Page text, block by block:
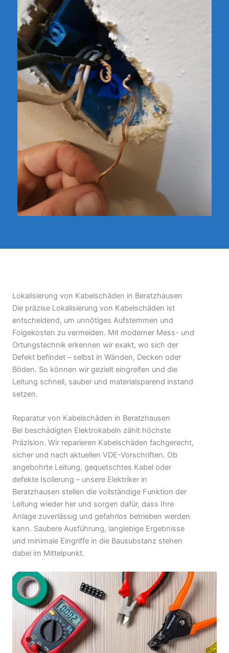
Lokalisierung von Kabelschäden in Beratzhausen
Die präzise Lokalisierung von Kabelschäden ist
entscheidend, um unnötiges Aufstemmen und
Folgekosten zu vermeiden. Mit moderner Mess- und
Ortungstechnik erkennen wir exakt, wo sich der
Defekt befindet – selbst in Wänden, Decken oder
Böden. So können wir gezielt eingreifen und die
Leitung schnell, sauber und materialsparend instand
setzen.
Reparatur von Kabelschäden in Beratzhausen
Bei beschädigten Elektrokabeln zählt höchste
Präzision. Wir reparieren Kabelschäden fachgerecht,
sicher und nach aktuellen VDE-Vorschriften. Ob
angebohrte Leitung, gequetschtes Kabel oder
defekte Isolierung – unsere Elektriker in
Beratzhausen stellen die vollständige Funktion der
Leitung wieder her und sorgen dafür, dass Ihre
Anlage zuverlässig und gefahrlos betrieben werden
kann. Saubere Ausführung, langlebige Ergebnisse
und minimale Eingriffe in die Bausubstanz stehen
dabei im Mittelpunkt.